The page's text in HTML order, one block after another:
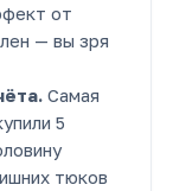
от
— вы зря
Самая
5
тюков